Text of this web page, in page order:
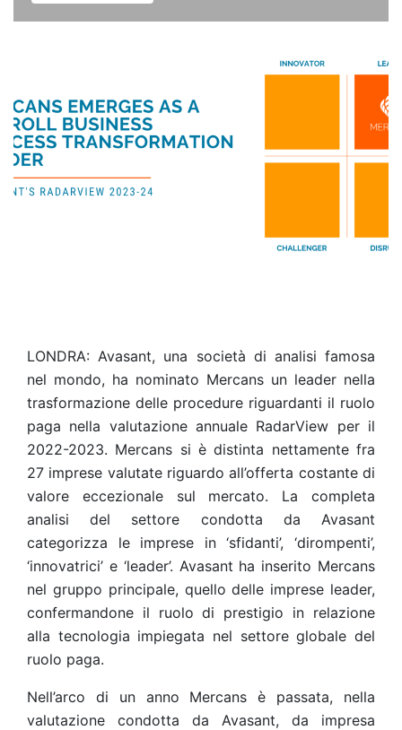
LONDRA: Avasant, una società di analisi famosa
nel mondo, ha nominato Mercans un leader nella
trasformazione delle procedure riguardanti il ruolo
paga nella valutazione annuale RadarView per il
2022-2023. Mercans si è distinta nettamente fra
27 imprese valutate riguardo all’offerta costante di
valore eccezionale sul mercato. La completa
analisi del settore condotta da Avasant
categorizza le imprese in ‘sfidanti’, ‘dirompenti’,
‘innovatrici’ e ‘leader’. Avasant ha inserito Mercans
nel gruppo principale, quello delle imprese leader,
confermandone il ruolo di prestigio in relazione
alla tecnologia impiegata nel settore globale del
ruolo paga.
Nell’arco di un anno Mercans è passata, nella
valutazione condotta da Avasant, da impresa